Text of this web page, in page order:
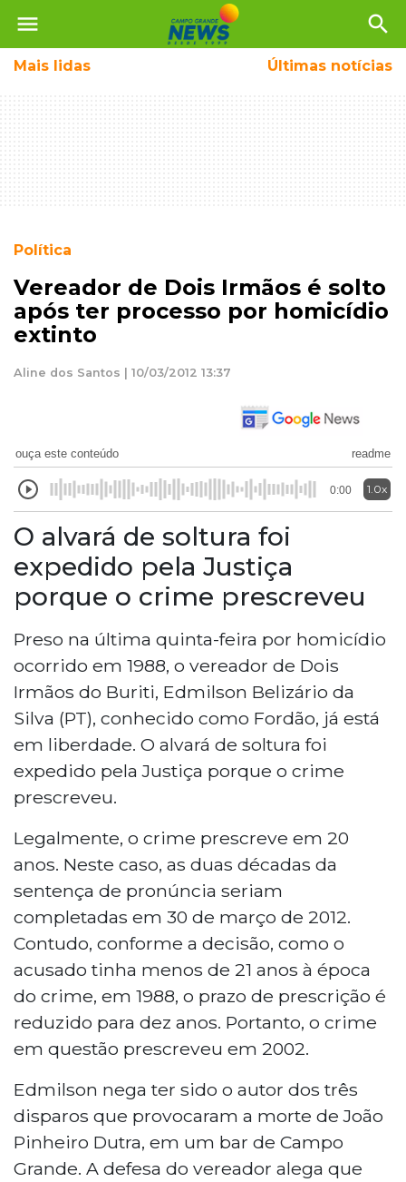
menu search
Mais lidas Últimas notícias
Política
Vereador de Dois Irmãos é solto
após ter processo por homicídio
extinto
Aline dos Santos | 10/03/2012 13:37
ouça este conteúdo readme
0:00 1.0x
O alvará de soltura foi
expedido pela Justiça
porque o crime prescreveu
Preso na última quinta-feira por homicídio
ocorrido em 1988, o vereador de Dois
Irmãos do Buriti, Edmilson Belizário da
Silva (PT), conhecido como Fordão, já está
em liberdade. O alvará de soltura foi
expedido pela Justiça porque o crime
prescreveu.
Legalmente, o crime prescreve em 20
anos. Neste caso, as duas décadas da
sentença de pronúncia seriam
completadas em 30 de março de 2012.
Contudo, conforme a decisão, como o
acusado tinha menos de 21 anos à época
do crime, em 1988, o prazo de prescrição é
reduzido para dez anos. Portanto, o crime
em questão prescreveu em 2002.
Edmilson nega ter sido o autor dos três
disparos que provocaram a morte de João
Pinheiro Dutra, em um bar de Campo
Grande. A defesa do vereador alega que